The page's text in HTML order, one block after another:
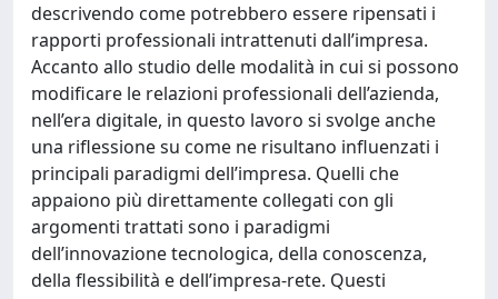
descrivendo come potrebbero essere ripensati i
rapporti professionali intrattenuti dall’impresa.
Accanto allo studio delle modalità in cui si possono
modificare le relazioni professionali dell’azienda,
nell’era digitale, in questo lavoro si svolge anche
una riflessione su come ne risultano influenzati i
principali paradigmi dell’impresa. Quelli che
appaiono più direttamente collegati con gli
argomenti trattati sono i paradigmi
dell’innovazione tecnologica, della conoscenza,
della flessibilità e dell’impresa-rete. Questi